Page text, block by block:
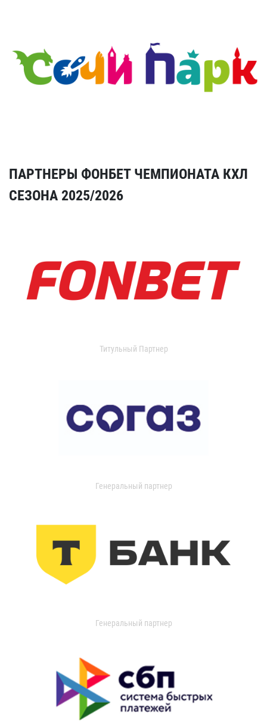
ПАРТНЕРЫ ФОНБЕТ ЧЕМПИОНАТА КХЛ
СЕЗОНА 2025/2026
Титульный Партнер
Генеральный партнер
Генеральный партнер